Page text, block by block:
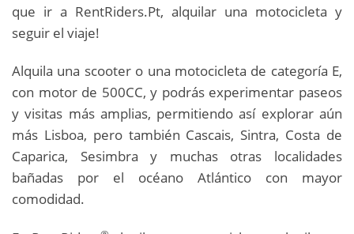
que ir a RentRiders.Pt, alquilar una motocicleta y
seguir el viaje!
Alquila una scooter o una motocicleta de categoría E,
con motor de 500CC, y podrás experimentar paseos
y visitas más amplias, permitiendo así explorar aún
más Lisboa, pero también Cascais, Sintra, Costa de
Caparica, Sesimbra y muchas otras localidades
bañadas por el océano Atlántico con mayor
comodidad.